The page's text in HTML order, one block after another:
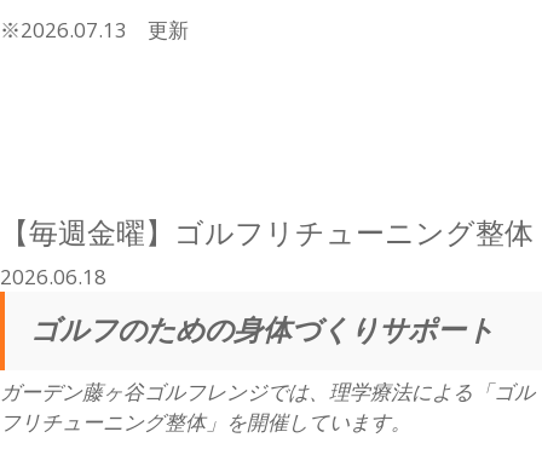
※2026.07.13 更新
【毎週金曜】ゴルフリチューニング整体
2026.06.18
ゴルフのための身体づくりサポート
ガーデン藤ヶ谷ゴルフレンジでは、理学療法による「ゴル
フリチューニング整体」を開催しています。